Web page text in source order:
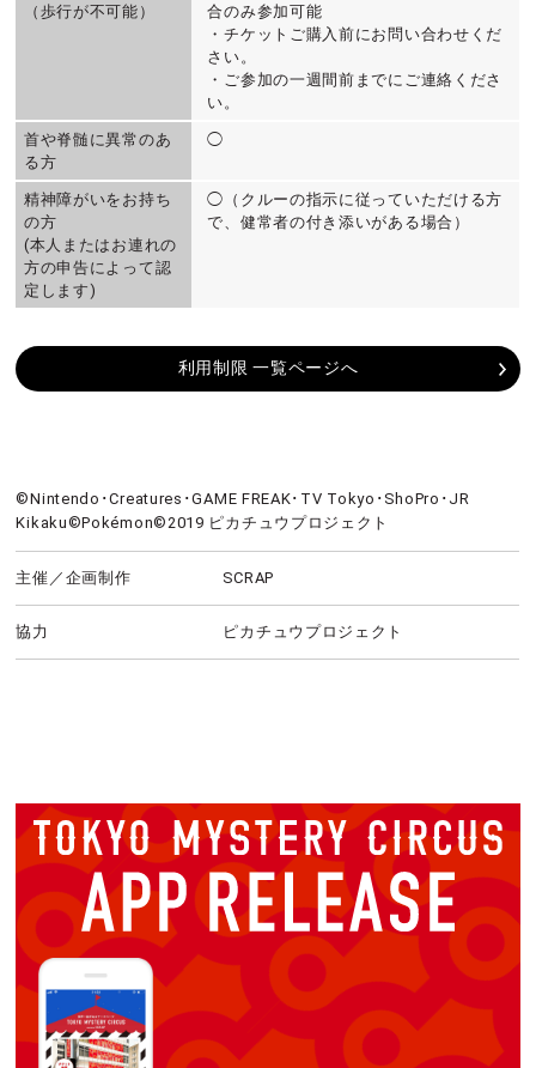
（歩行が不可能）
合のみ参加可能
・チケットご購入前にお問い合わせくだ
さい。
・ご参加の一週間前までにご連絡くださ
い。
首や脊髄に異常のあ
る方
◯
精神障がいをお持ち
の方
(本人またはお連れの
方の申告によって認
定します)
◯（クルーの指示に従っていただける方
で、健常者の付き添いがある場合）
利用制限 一覧ページへ
©Nintendo･Creatures･GAME FREAK･TV Tokyo･ShoPro･JR
Kikaku©Pokémon©2019 ピカチュウプロジェクト
主催／企画制作 SCRAP
協力 ピカチュウプロジェクト